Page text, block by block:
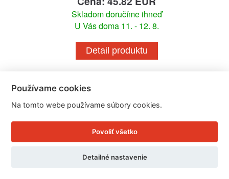
Skladom doručíme ihneď
U Vás doma 11. - 12. 8.
Detail produktu
Používame cookies
Na tomto webe používame súbory cookies.
Povoliť všetko
Detailné nastavenie